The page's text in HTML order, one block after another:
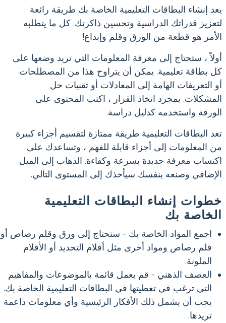
يعد إنشاء البطاقات التعليمية الخاصة بك طريقة رائعة
لتعزيز قدراتك الدراسية وتحسين ذاكرتك. كل ما يتطلبه
الأمر هو قطعة من الورق وقلم وإبداع!
أولاً ، ستحتاج إلى معرفة المعلومات التي تريد وضعها على
كل بطاقة تعليمية. يمكن أن يتراوح هذا من المصطلحات
أو التعريفات الهامة إلى المعادلات أو تقنيات حل
المشكلات. بمجرد اتخاذ القرار ، اكتب المحتوى على
الورقة واستخدمه كدليل دراسة.
تعد البطاقات التعليمية طريقة ممتازة لتقسيم أجزاء كبيرة
من المعلومات إلى أجزاء قابلة للفهم ، وتساعدك على
اكتساب معرفة جديدة بسرعة وكفاءة. الذهاب إلى الميل
الإضافي وصنعه بنفسك سيأخذك إلى المستوى التالي.
خطوات إنشاء البطاقات التعليمية
الخاصة بك
اجمع المواد الخاصة بك - ستحتاج إلى ورق وقلم رصاص أو
قلم رصاص ومواد أخرى مثل أقلام التحديد أو الأقلام
الملونة.
العصف الذهني - قم بعمل قائمة بالموضوعات والمفاهيم
التي ترغب في تغطيتها في البطاقات التعليمية الخاصة بك.
يجب أن يشمل ذلك الأفكار الرئيسية وأي معلومات داعمة
تريدها.